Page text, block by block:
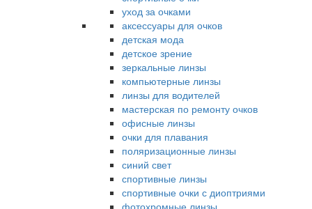
уход за очками
аксессуары для очков
детская мода
детское зрение
зеркальные линзы
компьютерные линзы
линзы для водителей
мастерская по ремонту очков
офисные линзы
очки для плавания
поляризационные линзы
синий свет
спортивные линзы
спортивные очки с диоптриями